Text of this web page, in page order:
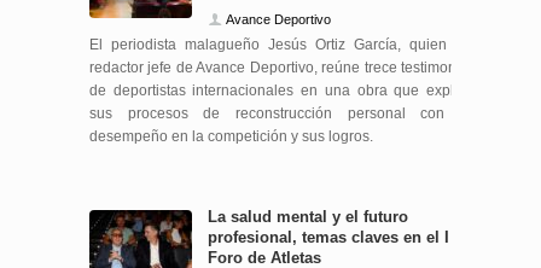
Avance Deportivo
El periodista malagueño Jesús Ortiz García, quien fue
redactor jefe de Avance Deportivo, reúne trece testimonios
de deportistas internacionales en una obra que explora
sus procesos de reconstrucción personal con su
desempeño en la competición y sus logros.
La salud mental y el futuro
profesional, temas claves en el I
Foro de Atletas